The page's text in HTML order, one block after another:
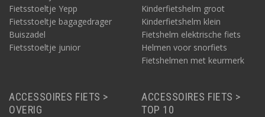
Fietsstoeltje Yepp
Fietsstoeltje bagagedrager
Buiszadel
Fietsstoeltje junior
Kinderfietshelm groot
Kinderfietshelm klein
Fietshelm elektrische fiets
Helmen voor snorfiets
Fietshelmen met keurmerk
ACCESSOIRES FIETS >
OVERIG
ACCESSOIRES FIETS >
TOP 10